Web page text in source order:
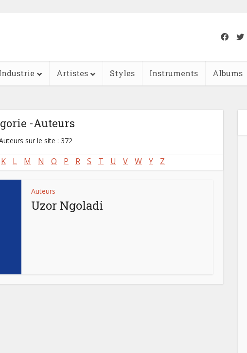
Artistes Styles Instruments Albums
-Auteurs
sur le site : 372
K L M N O P R S T U V W Y Z
Auteurs
Uzor Ngoladi